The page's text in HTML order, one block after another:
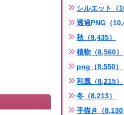
シルエット（
透過PNG（
秋（9,435）
植物（8,560）
png（8,550）
和風（8,215）
冬（8,213）
手描き（8,130